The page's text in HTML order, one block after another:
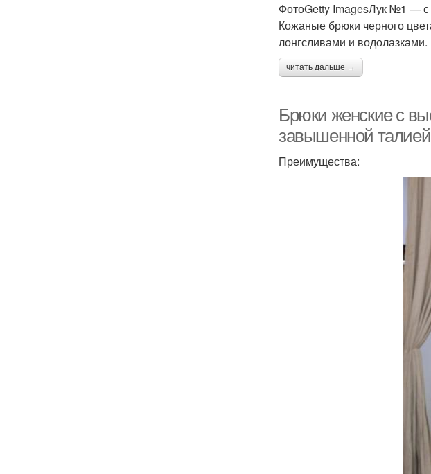
ФотоGetty ImagesЛук №1 —
Кожаные брюки черного
лонгсливами и водолазками.
читать дальше →
Брюки женские с
завышенной талией
Преимущества: